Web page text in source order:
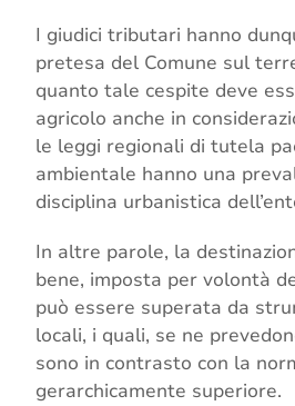
I giudici tributari hanno
pretesa del Comune sul
quanto tale cespite deve
agricolo anche in
le leggi regionali di tutela
ambientale hanno una
disciplina urbanistica
In altre parole, la
bene, imposta per volontà
può essere superata da
locali, i quali, se ne
sono in contrasto con la
gerarchicamente superiore.